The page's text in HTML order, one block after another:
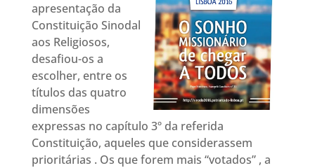
apresentação da
Constituição Sinodal
aos Religiosos,
desafiou-os a
escolher, entre os
títulos das quatro
dimensões
expressas no capítulo 3º da referida
Constituição, aqueles que considerassem
prioritárias . Os que forem mais “votados” , a